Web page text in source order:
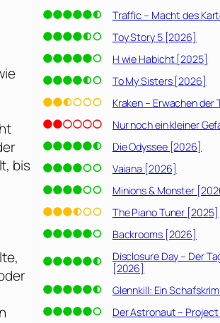
bis
Traffic – Macht des
Toy Story 5 [2026]
H wie Habicht [2025]
To My Sisters [2026]
Kraken – Erwachen der
Nur noch ein kleiner
Die Odyssee [2026]
Vaiana [2026]
Minions & Monster
The Piano Tuner [2025]
Backrooms [2026]
Disclosure Day – Der
[2026]
Glennkill: Ein
Der Astronaut – Project